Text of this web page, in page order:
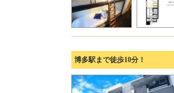
博多駅まで徒歩10分！